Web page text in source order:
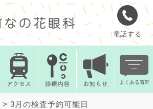
電話する
> 3月の検査予約可能日